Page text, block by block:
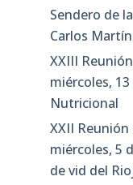
Sendero de
Carlos
XXIII
miércoles,
Nutricional
XXII Reunión
miércoles, 5
de vid del